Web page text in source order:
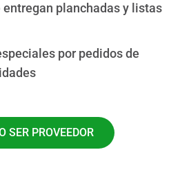
entregan planchadas y listas
por pedidos de
SER PROVEEDOR